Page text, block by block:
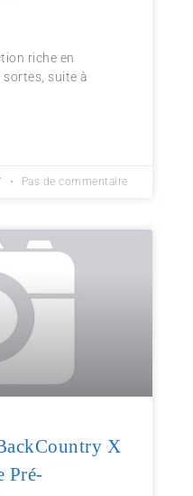
riche en
suite à
Pas de commentaire
X
Pré-